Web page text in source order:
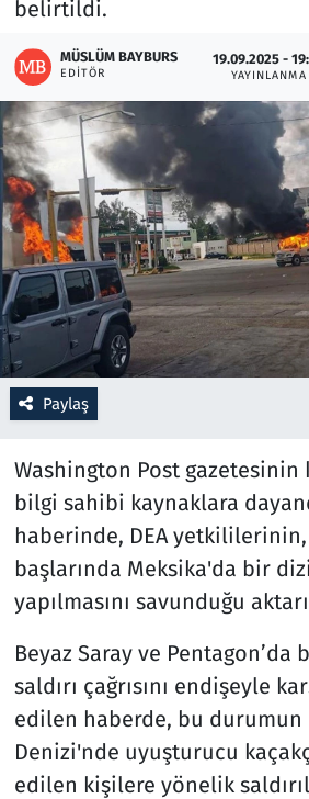
belirtildi.
MÜSLÜM BAYBURS
EDITÖR
19.09.2025 -
YAYINLANMA
Paylaş
Washington Post
bilgi sahibi kaynaklara
haberinde, DEA yetkililerinin,
başlarında Meksika'da bir
yapılmasını savunduğu
Beyaz Saray ve Pentagon’da
saldırı çağrısını endişeyle
edilen haberde, bu durumun
Denizi'nde uyuşturucu
edilen kişilere yönelik
Oyun
Ramazan
Resmi İlanlar
Rüya Tabirleri
Sağlık
Savunma Sanayi
Seçim 2023
Teknoloji ve Bilim
Televizyon